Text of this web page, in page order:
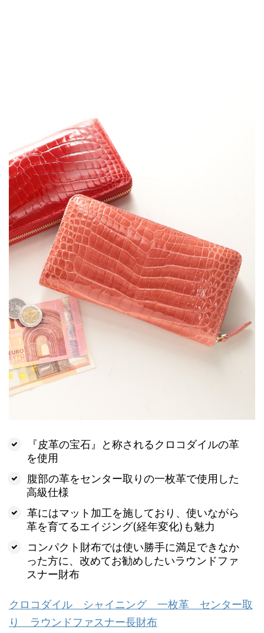
『皮革の宝石』と称されるクロコダイルの革
を使用
腹部の革をセンター取りの一枚革で使用した
高級仕様
革にはマット加工を施しており、使いながら
革を育てるエイジング(経年変化)も魅力
コンパクト財布では使い勝手に満足できなか
った方に、改めてお勧めしたいラウンドファ
スナー財布
クロコダイル シャイニング 一枚革 センター取
り ラウンドファスナー長財布